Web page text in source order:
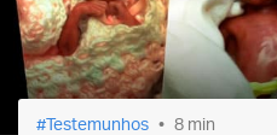
Testemunhos 8 min